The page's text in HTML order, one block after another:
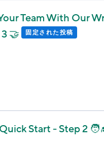
Team With Our
🤝
固定された投稿
Start - Step 2